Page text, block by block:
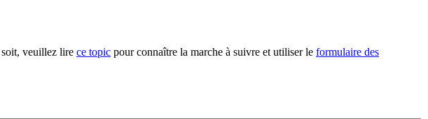
soit, veuillez lire ce topic pour connaître la marche à suivre et utiliser le formulaire des